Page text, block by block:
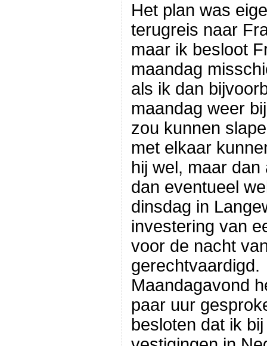
Het plan was
terugreis naar
maar ik besloot
maandag
als ik dan
maandag weer
zou kunnen
met elkaar
hij wel, maar dan
dan eventueel
dinsdag in
investering van
voor de nacht
gerechtvaardigd.
Maandagavond
paar uur
besloten dat ik